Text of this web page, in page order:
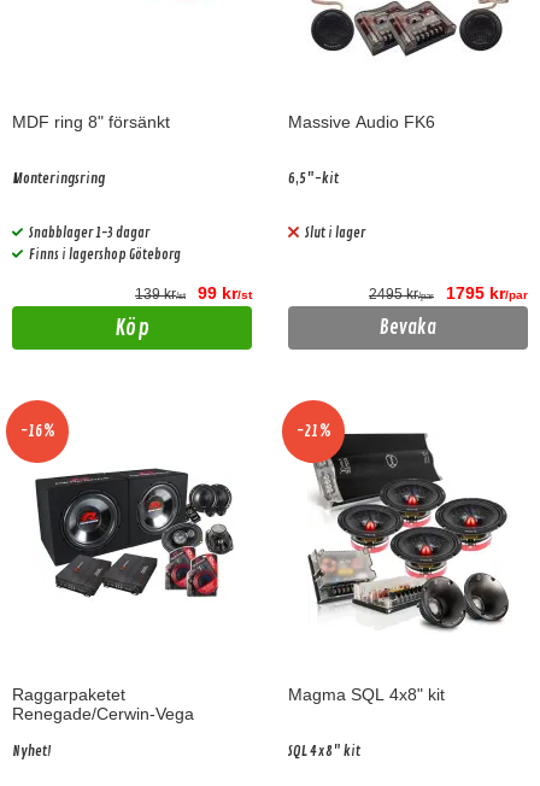
MDF ring 8" försänkt
Monteringsring
Snabblager 1-3 dagar
Finns i lagershop Göteborg
139 kr/st 99 kr/st
Köp
Massive Audio FK6
6,5"-kit
Slut i lager
2495 kr/par 1795 kr/par
Bevaka
-16%
Raggarpaketet
Renegade/Cerwin-Vega
Nyhet!
-21%
Magma SQL 4x8" kit
SQL 4x8" kit